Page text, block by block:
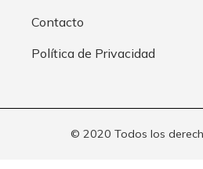
Contacto
Política de Privacidad
© 2020 Todos los